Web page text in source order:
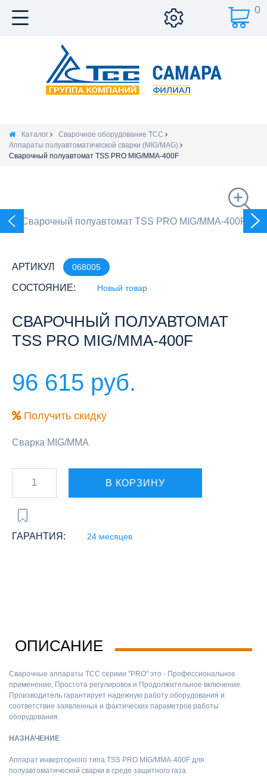
0
Каталог
Сварочное оборудование ТСС
Аппараты полуавтоматической сварки (MIG/MAG)
Сварочный полуавтомат TSS PRO MIG/MMA-400F
АРТИКУЛ 068005
СОСТОЯНИЕ: Новый товар
СВАРОЧНЫЙ ПОЛУАВТОМАТ
TSS PRO MIG/MMA-400F
96 615 руб.
Получить скидку
Сварка MIG/MMA
В КОРЗИНУ
ГАРАНТИЯ: 24 месяцев
ОПИСАНИЕ
Сварочные аппараты ТСС сериии "PRO" это - Профессиональное
применение, Простота регулировок и Продолжительное включение.
Производитель гарантирует надежную работу оборудования и
соответствие заявленных и фактических параметров работы
оборудования.
НАЗНАЧЕНИЕ
Аппарат инверторного типа TSS PRO MIG/MMA-400F для
полуавтоматической сварки в среде защитного газа